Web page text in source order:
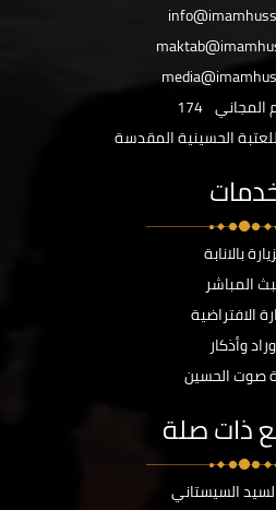
المجاني 174
الحسينية المقدسة
بالانابة
المباشر
الافتراضية
وأذكار
صوت الحسين
ذات صلة
السيستاني